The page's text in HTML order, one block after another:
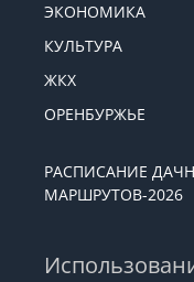
ЭКОНОМИКА
КУЛЬТУРА
ЖКХ
ОРЕНБУРЖЬЕ
РАСПИСАНИЕ
МАРШРУТОВ-2026